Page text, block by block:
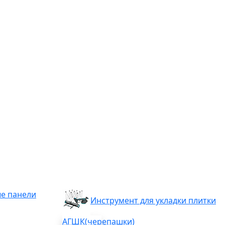
панели
Инструмент для укладки плитки
АГШК(черепашки)